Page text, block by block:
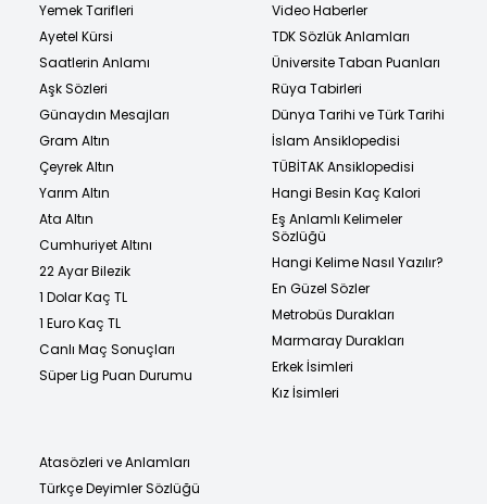
Yemek Tarifleri
Ayetel Kürsi
Saatlerin Anlamı
Aşk Sözleri
Günaydın Mesajları
Gram Altın
Çeyrek Altın
Yarım Altın
Ata Altın
Cumhuriyet Altını
22 Ayar Bilezik
1 Dolar Kaç TL
1 Euro Kaç TL
Canlı Maç Sonuçları
Süper Lig Puan Durumu
Video Haberler
TDK Sözlük Anlamları
Üniversite Taban Puanları
Rüya Tabirleri
Dünya Tarihi ve Türk Tarihi
İslam Ansiklopedisi
TÜBİTAK Ansiklopedisi
Hangi Besin Kaç Kalori
Eş Anlamlı Kelimeler
Sözlüğü
Hangi Kelime Nasıl Yazılır?
En Güzel Sözler
Metrobüs Durakları
Marmaray Durakları
Erkek İsimleri
Kız İsimleri
Atasözleri ve Anlamları
Türkçe Deyimler Sözlüğü